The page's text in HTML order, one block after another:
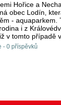
Hořice a
obec Lodín,
- aquaparkem.
i z
v tomto případě
- 0 příspěvků